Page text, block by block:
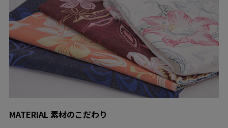
MATERIAL 素材のこだわり